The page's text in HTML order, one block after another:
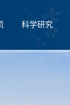
科学研究